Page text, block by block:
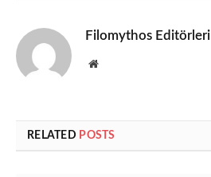
Filomythos Editörleri
Website
RELATED POSTS